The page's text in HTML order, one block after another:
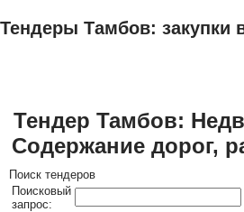
Тендеры Тамбов: закупки
Тендер Тамбов:
Содержание дорог,
Поиск тендеров
Поисковый
запрос: